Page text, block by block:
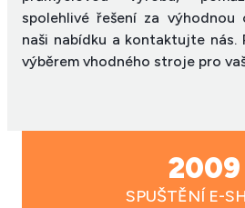
spolehlivé řešení za výhodnou
naši nabídku a kontaktujte nás.
výběrem vhodného stroje pro
2009
SPUŠTĚNÍ E-